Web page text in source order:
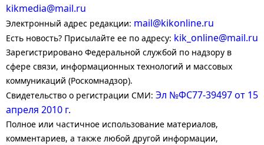
kikmedia@mail.ru
Электронный адрес редакции: mail@kikonline.ru
Есть новость? Присылайте ее по адресу: kik_online@mail.ru
Зарегистрировано Федеральной службой по надзору в
сфере связи, информационных технологий и массовых
коммуникаций (Роскомнадзор).
Свидетельство о регистрации СМИ: Эл №ФС77-39497 от 15
апреля 2010 г.
Полное или частичное использование материалов,
комментариев, а также любой другой информации,